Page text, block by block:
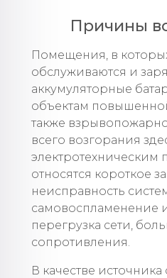
Причины
Помещения, в
обслуживаются и
аккумуляторные
объектам
также
всего возгорания
относятся короткое
неисправность
самовоспламенение
перегрузка сети,
сопротивления.
В качестве источника